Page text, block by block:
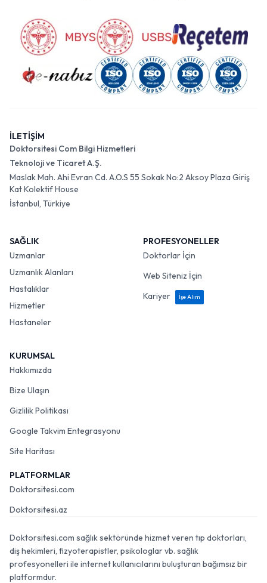
İLETİŞİM
Doktorsitesi Com Bilgi Hizmetleri
Teknoloji ve Ticaret A.Ş.
Maslak Mah. Ahi Evran Cd. A.O.S 55 Sokak No:2 Aksoy Plaza Giriş
Kat Kolektif House
İstanbul, Türkiye
SAĞLIK
Uzmanlar
Uzmanlık Alanları
Hastalıklar
Hizmetler
Hastaneler
PROFESYONELLER
Doktorlar İçin
Web Siteniz İçin
Kariyer
İşe Alım
KURUMSAL
Hakkımızda
Bize Ulaşın
Gizlilik Politikası
Google Takvim Entegrasyonu
Site Haritası
PLATFORMLAR
Doktorsitesi.com
Doktorsitesi.az
Doktorsitesi.com sağlık sektöründe hizmet veren tıp doktorları,
diş hekimleri, fizyoterapistler, psikologlar vb. sağlık
profesyonelleri ile internet kullanıcılarını buluşturan bağımsız bir
platformdur.